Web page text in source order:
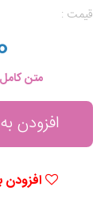
قیمت :
متن
افزودن
افزودن